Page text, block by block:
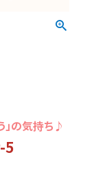
」の気持ち♪
5